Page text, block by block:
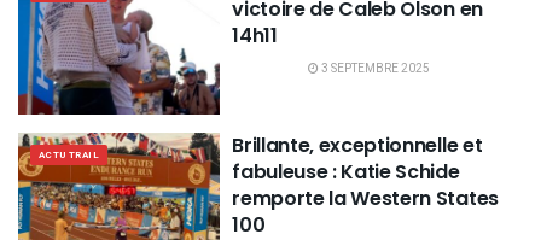
victoire de Caleb Olson en
14h11
3 SEPTEMBRE 2025
ACTU TRAIL
Brillante, exceptionnelle et
fabuleuse : Katie Schide
remporte la Western States
100